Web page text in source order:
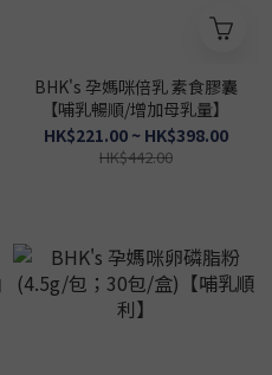
BHK's 孕媽咪倍乳 素食膠囊
【哺乳暢順/增加母乳量】
HK$221.00 ~ HK$398.00
HK$442.00